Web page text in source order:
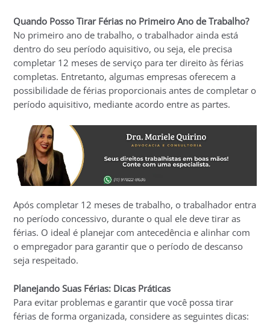
Quando Posso Tirar Férias no Primeiro Ano de Trabalho?
No primeiro ano de trabalho, o trabalhador ainda está
dentro do seu período aquisitivo, ou seja, ele precisa
completar 12 meses de serviço para ter direito às férias
completas. Entretanto, algumas empresas oferecem a
possibilidade de férias proporcionais antes de completar o
período aquisitivo, mediante acordo entre as partes.
Após completar 12 meses de trabalho, o trabalhador entra
no período concessivo, durante o qual ele deve tirar as
férias. O ideal é planejar com antecedência e alinhar com
o empregador para garantir que o período de descanso
seja respeitado.
Planejando Suas Férias: Dicas Práticas
Para evitar problemas e garantir que você possa tirar
férias de forma organizada, considere as seguintes dicas: